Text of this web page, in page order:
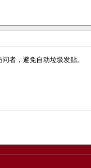
者，避免自动垃圾发贴。